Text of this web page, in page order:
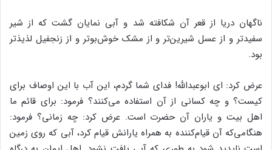
ناگهان دریا از قعر آن شکافته شد و آبی نمایان گشت که از شیر
سفیدتر و از عسل شیرین‌تر و از مشک خوش‌بوتر و از زنجفیل لذیذتر
بود.
عرض کرد: ای ابوعبدالله! فدای شما گردم، این آب با این اوصاف برای
کیست؟ و چه کسانی از آن استفاده می‌کنند؟ فرمود: برای قائم ما
اهل بیت و یاران آن حضرت است. عرض کرد: چه زمانی؟ فرمود:
هنگامی‌که آن قیام‌کننده به همراه یارانش قیام کرد، آبی که روی زمین